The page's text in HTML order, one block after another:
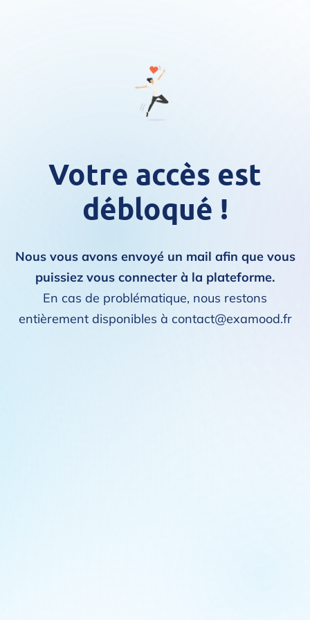
Votre accès est
débloqué !
Nous vous avons envoyé un mail afin que vous
puissiez vous connecter à la plateforme.
En cas de problématique, nous restons
entièrement disponibles à contact@examood.fr